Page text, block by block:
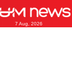
7 Aug, 2026